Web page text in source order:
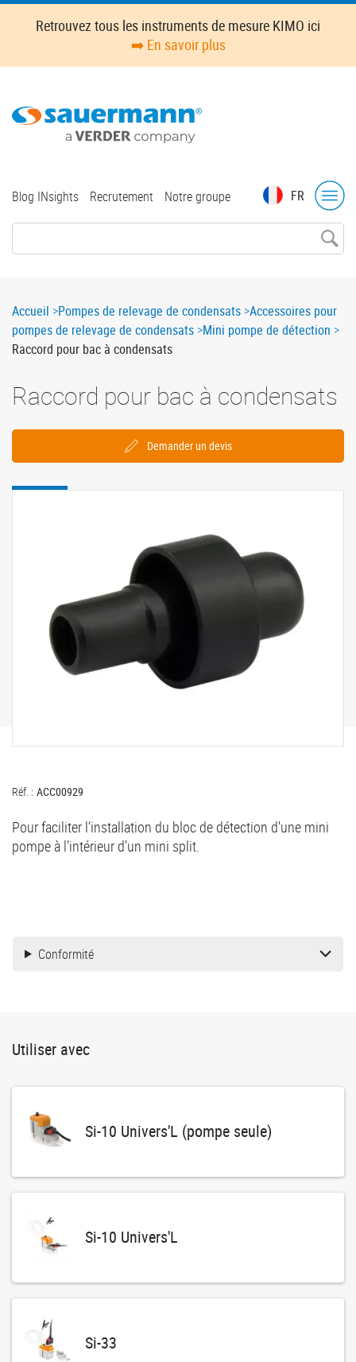
Skip
content
Retrouvez tous les instruments de mesure KIMO ici
➡️ En savoir plus
FR
Top
Blog INsights Recrutement Notre groupe
Breadcrumb
Accueil Pompes de relevage de condensats Accessoires pour
pompes de relevage de condensats Mini pompe de détection
Raccord pour bac à condensats
Raccord pour bac à condensats
Demander un devis
Réf. : ACC00929
Pour faciliter l’installation du bloc de détection d'une mini
pompe à l’intérieur d’un mini split.
Conformité
Utiliser avec
Si-10 Univers'L (pompe seule)
Si-10 Univers'L
Si-33